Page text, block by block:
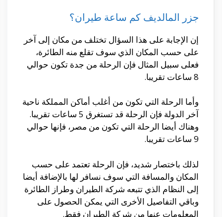
جزر المالديف كم ساعة طيران؟
إن الإجابة على هذا السؤال تختلف من مكان إلى آخر
على حسب المكان الذي سوف تقلع منه الطائرة،
فعلى سبيل المثال فإن الرحلة من جدة تكون حوالي
8 ساعات تقريبا.
وأما الرحلة التي تكون من أغلب أماكن المملكة ناحية
آخر الدولة فإن الرحلة قد تستغرق 5 ساعات تقريبا.
وهناك أيضا الرحلة التي تكون من مصر، فإنها حوالي
9 ساعات تقريبا.
لذلك باختصار شديد، فإن الرحلة تعتمد على حسب
المكان والمسافة التي سوف نسافر لها بالإضافة أيضا
إلى النظام الذي تتبعه شركة الطيران وطراز الطائرة
وباقي التفاصيل الأخرى التي يمكن الحصول على
المعلومات عنها من شركة الطيران فقط.